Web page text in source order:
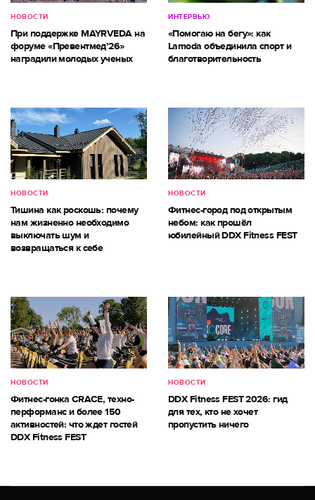
НОВОСТИ
При поддержке MAYRVEDA на
форуме «Превентмед’26»
наградили молодых ученых
ИНТЕРВЬЮ
«Помогаю на бегу»: как
Lamoda объединила спорт и
благотворительность
НОВОСТИ
Тишина как роскошь: почему
нам жизненно необходимо
выключать шум и
возвращаться к себе
НОВОСТИ
Фитнес-город под открытым
небом: как прошёл
юбилейный DDX Fitness FEST
НОВОСТИ
Фитнес-гонка CRACE, техно-
перформанс и более 150
активностей: что ждет гостей
DDX Fitness FEST
НОВОСТИ
DDX Fitness FEST 2026: гид
для тех, кто не хочет
пропустить ничего